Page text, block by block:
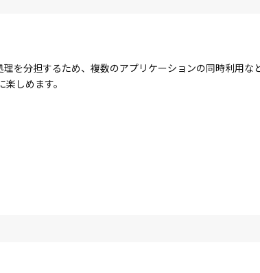
を分担するため、複数のアプリケーションの同時利用な
しめます。